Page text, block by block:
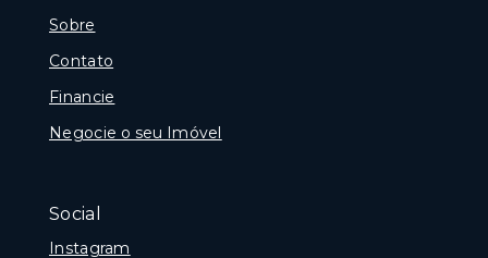
Sobre
Contato
Financie
Negocie o seu Imóvel
Social
Instagram